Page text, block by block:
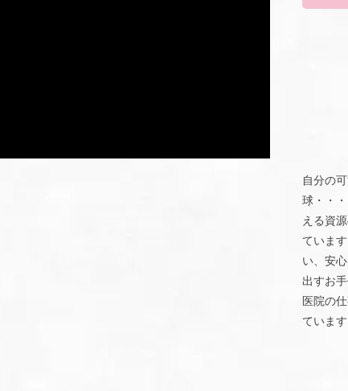
自分の
球・・
える資
ていま
い、安
出すお
医院の
ています